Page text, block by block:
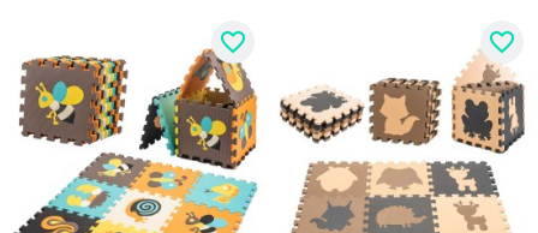
favorite_border favorite_border